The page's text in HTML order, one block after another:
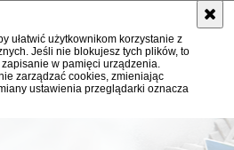
ułatwić użytkownikom korzystanie z
Jeśli nie blokujesz tych plików, to
w pamięci urządzenia.
zarządzać cookies, zmieniając
ustawienia przeglądarki oznacza